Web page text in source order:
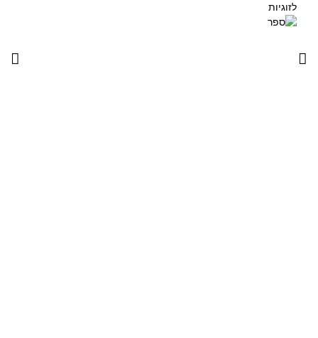
לזוגיות